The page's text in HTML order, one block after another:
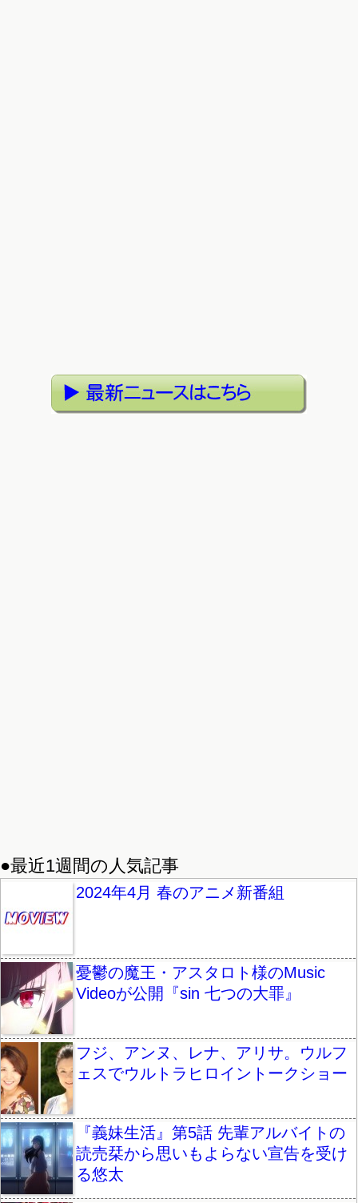
●最近1週間の人気記事
2024年4月 春のアニメ新番組
憂鬱の魔王・アスタロト様のMusic
Videoが公開『sin 七つの大罪』
フジ、アンヌ、レナ、アリサ。ウルフ
ェスでウルトラヒロイントークショー
『義妹生活』第5話 先輩アルバイトの
読売栞から思いもよらない宣告を受け
る悠太